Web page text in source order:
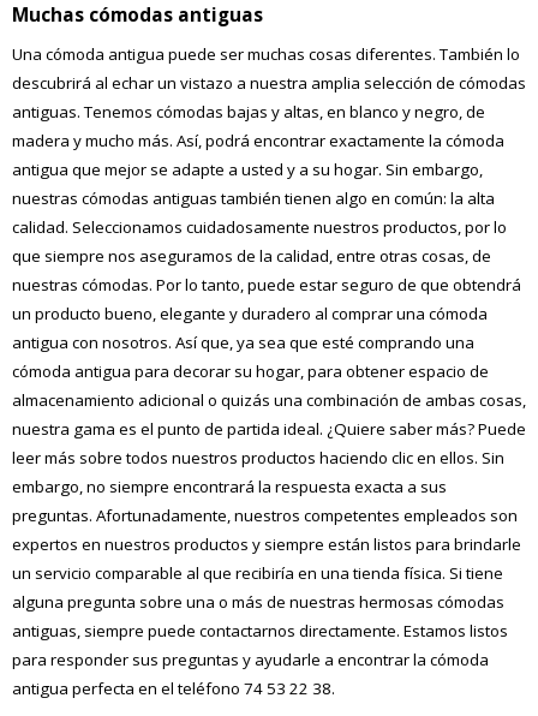
Muchas cómodas antiguas
Una cómoda antigua puede ser muchas cosas diferentes. También lo
descubrirá al echar un vistazo a nuestra amplia selección de cómodas
antiguas. Tenemos cómodas bajas y altas, en blanco y negro, de
madera y mucho más. Así, podrá encontrar exactamente la cómoda
antigua que mejor se adapte a usted y a su hogar. Sin embargo,
nuestras cómodas antiguas también tienen algo en común: la alta
calidad. Seleccionamos cuidadosamente nuestros productos, por lo
que siempre nos aseguramos de la calidad, entre otras cosas, de
nuestras cómodas. Por lo tanto, puede estar seguro de que obtendrá
un producto bueno, elegante y duradero al comprar una cómoda
antigua con nosotros. Así que, ya sea que esté comprando una
cómoda antigua para decorar su hogar, para obtener espacio de
almacenamiento adicional o quizás una combinación de ambas cosas,
nuestra gama es el punto de partida ideal. ¿Quiere saber más? Puede
leer más sobre todos nuestros productos haciendo clic en ellos. Sin
embargo, no siempre encontrará la respuesta exacta a sus
preguntas. Afortunadamente, nuestros competentes empleados son
expertos en nuestros productos y siempre están listos para brindarle
un servicio comparable al que recibiría en una tienda física. Si tiene
alguna pregunta sobre una o más de nuestras hermosas cómodas
antiguas, siempre puede contactarnos directamente. Estamos listos
para responder sus preguntas y ayudarle a encontrar la cómoda
antigua perfecta en el teléfono 74 53 22 38.